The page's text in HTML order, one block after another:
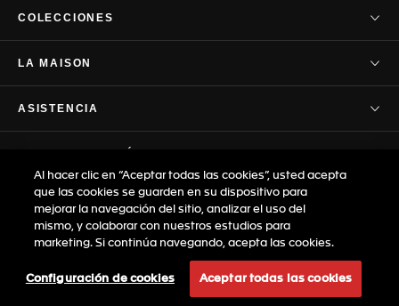
COLECCIONES
TAG Heuer Aquaracer
TAG Heuer Formula 1
TAG Heuer Link
TAG Heuer Connected
TAG Heuer Eyewear
LA MAISON
Sala de prensa
Cronometraje profesional
Oportunidades laborales
ASISTENCIA
Atención al cliente
Garantia
Guía de tallas
Boutique: nuestras acciones
Política de privacidad
Términos de uso
© TAG Heuer marca suiza de LVMH
Manufactures SA - 2026
Al hacer clic en “Aceptar todas las cookies”, usted acepta
que las cookies se guarden en su dispositivo para
mejorar la navegación del sitio, analizar el uso del
mismo, y colaborar con nuestros estudios para
marketing. Si continúa navegando, acepta las cookies.
Configuración de cookies Aceptar todas las cookies